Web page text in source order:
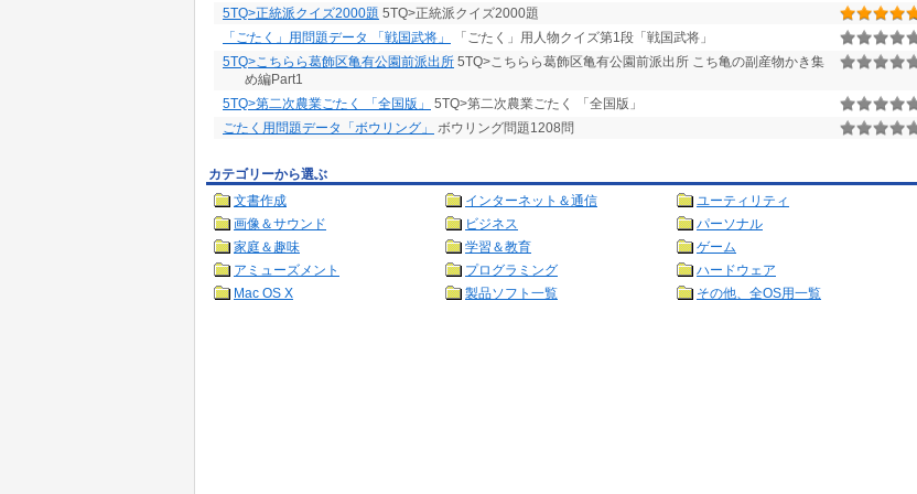
5TQ>正統派クイズ2000題 5TQ>正統派クイズ2000題
「ごたく」用問題データ 「戦国武将」
「ごたく」用人物クイズ第1段「戦国武将」
5TQ>こちらら葛飾区亀有公園前派出所 5TQ>こちらら葛飾区亀有公園前派出所 こち亀の副産物かき集
め編Part1
5TQ>第二次農業ごたく 「全国版」
5TQ>第二次農業ごたく 「全国版」
ごたく用問題データ「ボウリング」
ボウリング問題1208問
カテゴリーから選ぶ
文書作成
インターネット＆通信
ユーティリティ
画像＆サウンド
ビジネス
パーソナル
家庭＆趣味
学習＆教育
ゲーム
アミューズメント
プログラミング
ハードウェア
Mac OS X
製品ソフト一覧 その他、全OS用一覧